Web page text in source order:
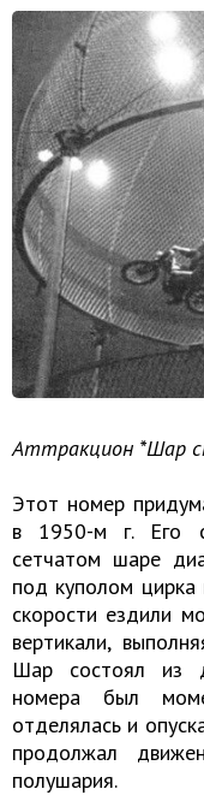
Аттракцион *Шар
Этот номер
в 1950-м г. Его
сетчатом шаре
под куполом
скорости ездили
вертикали,
Шар состоял из
номера был
отделялась и
продолжал
полушария.